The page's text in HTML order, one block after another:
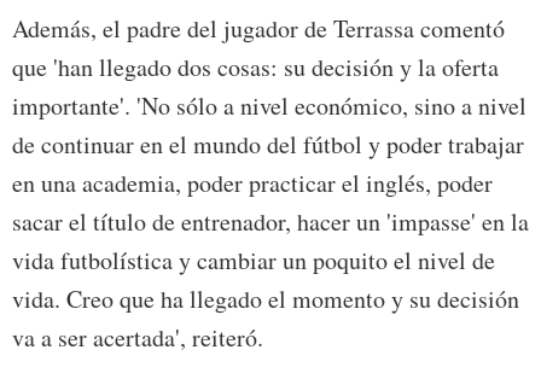
Además, el padre del jugador de Terrassa comentó
que 'han llegado dos cosas: su decisión y la oferta
importante'. 'No sólo a nivel económico, sino a nivel
de continuar en el mundo del fútbol y poder trabajar
en una academia, poder practicar el inglés, poder
sacar el título de entrenador, hacer un 'impasse' en la
vida futbolística y cambiar un poquito el nivel de
vida. Creo que ha llegado el momento y su decisión
va a ser acertada', reiteró.